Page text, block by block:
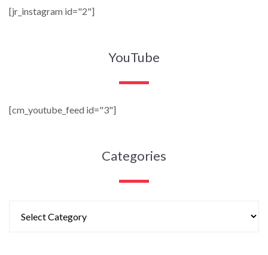
[jr_instagram id="2"]
YouTube
[cm_youtube_feed id="3"]
Categories